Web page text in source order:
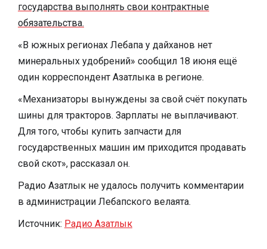
государства выполнять свои контрактные
обязательства.
«В южных регионах Лебапа у дайханов нет
минеральных удобрений» сообщил 18 июня ещё
один корреспондент Азатлыка в регионе.
«Механизаторы вынуждены за свой счёт покупать
шины для тракторов. Зарплаты не выплачивают.
Для того, чтобы купить запчасти для
государственных машин им приходится продавать
свой скот», рассказал он.
Радио Азатлык не удалось получить комментарии
в администрации Лебапского велаята.
Источник: Радио Азатлык